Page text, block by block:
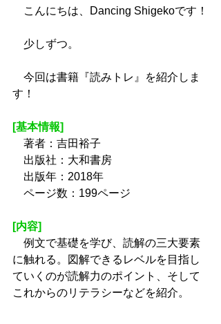
こんにちは、Dancing Shigekoです！
少しずつ。
今回は書籍『読みトレ』を紹介しま
す！
[基本情報]
著者：吉田裕子
出版社：大和書房
出版年：2018年
ページ数：199ページ
[内容]
例文で基礎を学び、読解の三大要素
に触れる。図解できるレベルを目指し
ていくのが読解力のポイント、そして
これからのリテラシーなどを紹介。